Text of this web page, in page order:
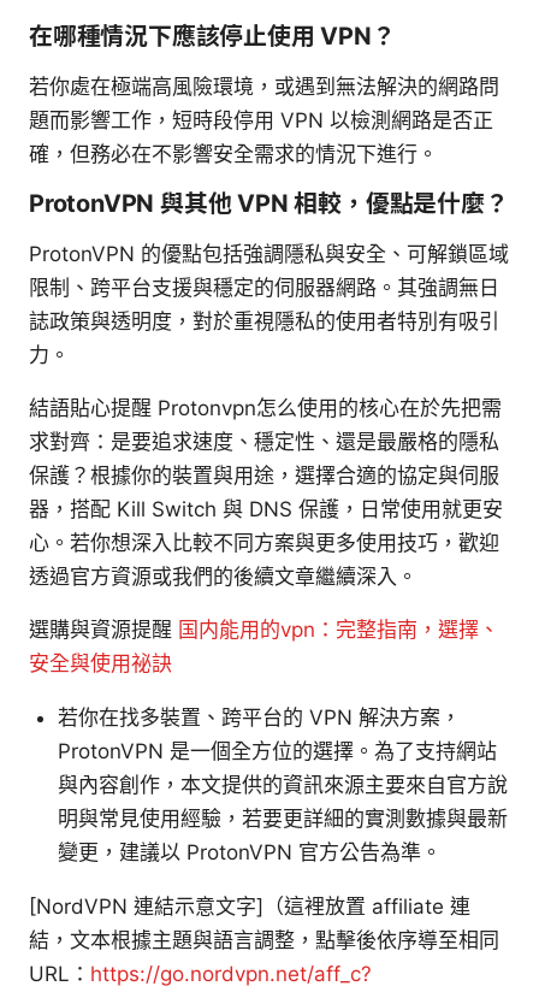
在哪種情況下應該停止使用 VPN？
若你處在極端高風險環境，或遇到無法解決的網路問
題而影響工作，短時段停用 VPN 以檢測網路是否正
確，但務必在不影響安全需求的情況下進行。
ProtonVPN 與其他 VPN 相較，優點是什麼？
ProtonVPN 的優點包括強調隱私與安全、可解鎖區域
限制、跨平台支援與穩定的伺服器網路。其強調無日
誌政策與透明度，對於重視隱私的使用者特別有吸引
力。
結語貼心提醒 Protonvpn怎么使用的核心在於先把需
求對齊：是要追求速度、穩定性、還是最嚴格的隱私
保護？根據你的裝置與用途，選擇合適的協定與伺服
器，搭配 Kill Switch 與 DNS 保護，日常使用就更安
心。若你想深入比較不同方案與更多使用技巧，歡迎
透過官方資源或我們的後續文章繼續深入。
選購與資源提醒 国内能用的vpn：完整指南，選擇、
安全與使用祕訣
若你在找多裝置、跨平台的 VPN 解決方案，
ProtonVPN 是一個全方位的選擇。為了支持網站
與內容創作，本文提供的資訊來源主要來自官方說
明與常見使用經驗，若要更詳細的實測數據與最新
變更，建議以 ProtonVPN 官方公告為準。
[NordVPN 連結示意文字]（這裡放置 affiliate 連
結，文本根據主題與語言調整，點擊後依序導至相同
URL： https://go.nordvpn.net/aff_c?